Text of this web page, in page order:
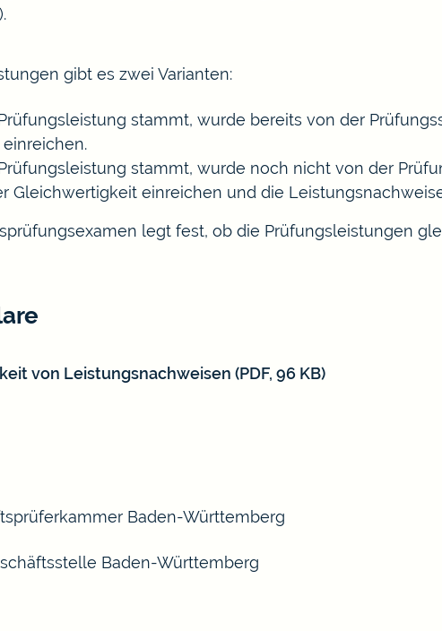
gibt es zwei Varianten:
stammt, wurde bereits von der
stammt, wurde noch nicht von der
Gleichwertigkeit einreichen und die
legt fest, ob die Prüfungsleistungen
von Leistungsnachweisen (PDF, 96 KB)
Baden-Württemberg
Baden-Württemberg